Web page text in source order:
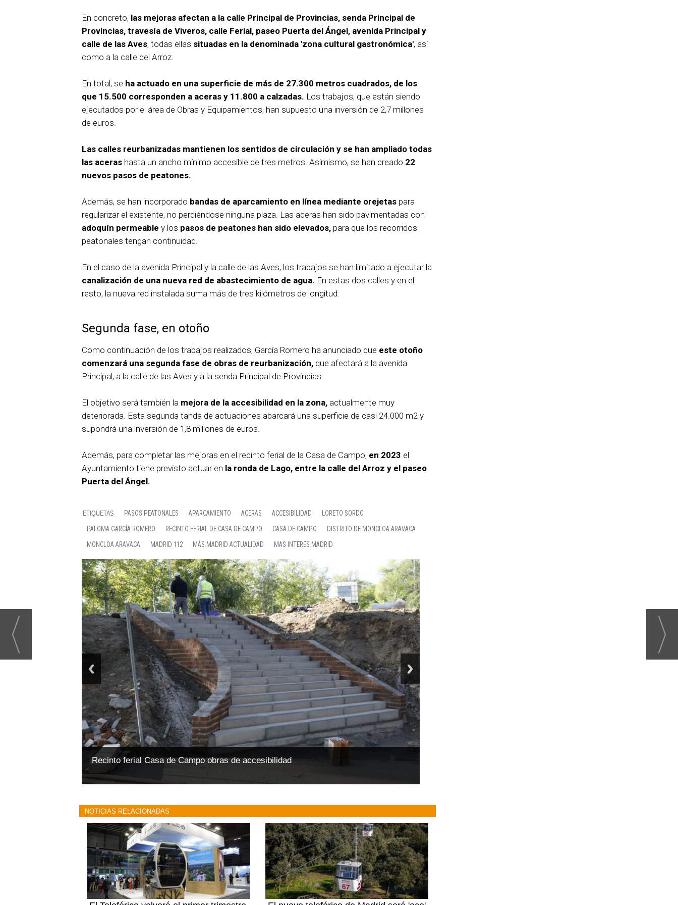
En concreto, las mejoras afectan a la calle Principal de Provincias, senda Principal de
Provincias, travesía de Viveros, calle Ferial, paseo Puerta del Ángel, avenida Principal y
calle de las Aves, todas ellas situadas en la denominada 'zona cultural gastronómica', así
como a la calle del Arroz.
En total, se ha actuado en una superficie de más de 27.300 metros cuadrados, de los
que 15.500 corresponden a aceras y 11.800 a calzadas. Los trabajos, que están siendo
ejecutados por el área de Obras y Equipamientos, han supuesto una inversión de 2,7 millones
de euros.
Las calles reurbanizadas mantienen los sentidos de circulación y se han ampliado todas
las aceras hasta un ancho mínimo accesible de tres metros. Asimismo, se han creado 22
nuevos pasos de peatones.
Además, se han incorporado bandas de aparcamiento en línea mediante orejetas para
regularizar el existente, no perdiéndose ninguna plaza. Las aceras han sido pavimentadas con
adoquín permeable y los pasos de peatones han sido elevados, para que los recorridos
peatonales tengan continuidad.
En el caso de la avenida Principal y la calle de las Aves, los trabajos se han limitado a ejecutar la
canalización de una nueva red de abastecimiento de agua. En estas dos calles y en el
resto, la nueva red instalada suma más de tres kilómetros de longitud.
Segunda fase, en otoño
Como continuación de los trabajos realizados, García Romero ha anunciado que este otoño
comenzará una segunda fase de obras de reurbanización, que afectará a la avenida
Principal, a la calle de las Aves y a la senda Principal de Provincias.
El objetivo será también la mejora de la accesibilidad en la zona, actualmente muy
deteriorada. Esta segunda tanda de actuaciones abarcará una superficie de casi 24.000 m2 y
supondrá una inversión de 1,8 millones de euros.
Además, para completar las mejoras en el recinto ferial de la Casa de Campo, en 2023 el
Ayuntamiento tiene previsto actuar en la ronda de Lago, entre la calle del Arroz y el paseo
Puerta del Ángel.
PASOS PEATONALES APARCAMIENTO ACERAS ACCESIBILIDAD
LORETO SORDO
PALOMA GARCÍA ROMERO
RECINTO FERIAL DE CASA DE CAMPO CASA DE CAMPO
DISTRITO DE MONCLOA ARAVACA
MONCLOA ARAVACA
MADRID 112 MÁS MADRID ACTUALIDAD MAS INTERES MADRID
Recinto ferial Casa de Campo obras de accesibilidad
NOTICIAS RELACIONADAS